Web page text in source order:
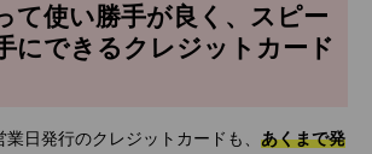
て使い勝手が良く、スピー
にできるクレジットカード
日発行のクレジットカードも、 あくまで発